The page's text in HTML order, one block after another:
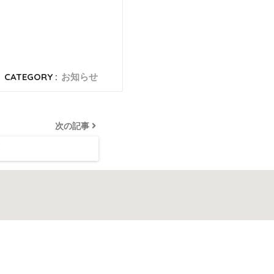
CATEGORY : お知らせ
次の記事